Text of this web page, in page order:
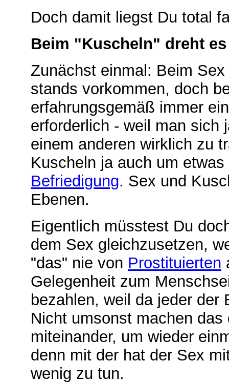
Doch damit liegst Du total
Beim "Kuscheln" dreht
Zunächst einmal: Beim
stands vorkommen, doch
erfahrungsgemäß immer
erforderlich - weil man sich
einem anderen wirklich zu
Kuscheln ja auch um
Befriedigung. Sex und
Ebenen.
Eigentlich müsstest Du
dem Sex gleichzusetzen,
"das" nie von Prostituierten
Gelegenheit zum
bezahlen, weil da jeder der
Nicht umsonst machen
miteinander, um wieder
denn mit der hat der Sex
wenig zu tun.